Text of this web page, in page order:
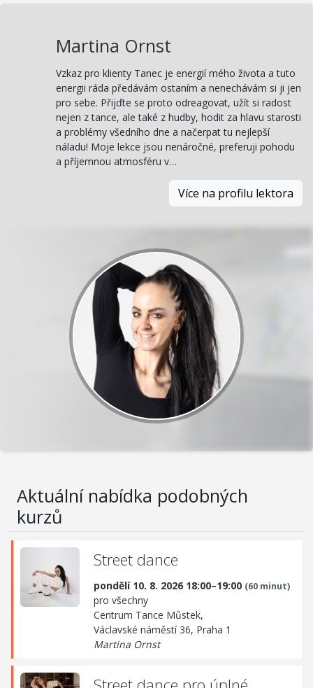
Martina Ornst
Vzkaz pro klienty Tanec je energií mého života a tuto
energii ráda předávám ostaním a nenechávám si ji jen
pro sebe. Přijďte se proto odreagovat, užít si radost
nejen z tance, ale také z hudby, hodit za hlavu starosti
a problémy všedního dne a načerpat tu nejlepší
náladu! Moje lekce jsou nenáročné, preferuji pohodu
a příjemnou atmosféru v…
Více na profilu lektora
Aktuální nabídka podobných
kurzů
Street dance
pondělí 10. 8. 2026 18:00–19:00 (60 minut)
pro všechny
Centrum Tance Můstek,
Václavské náměstí 36, Praha 1
Martina Ornst